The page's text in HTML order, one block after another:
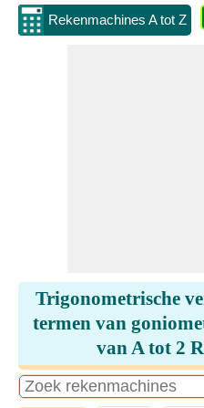
Rekenmachines A tot Z
Trigonometrische
termen van
van A tot 2